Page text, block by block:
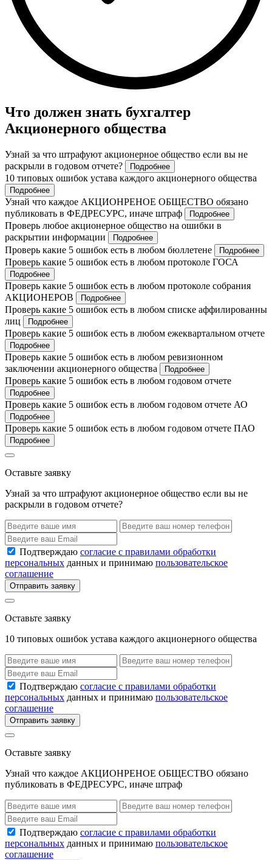
Что должен знать бухгалтер
Акционерного общества
Узнай за что штрафуют акционерное общество если вы не
раскрыли в годовом отчете?
Подробнее
10 типовых ошибок устава каждого акционерного общества
Подробнее
Узнай что каждое АКЦИОНРЕНОЕ ОБЩЕСТВО обязано
публиковать в ФЕДРЕСУРС, иначе штраф
Подробнее
Проверь любое акционерное общество на ошибки в
раскрытии информации
Подробнее
Проверь какие 5 ошибок есть в любом бюллетене Подробнее
Проверь какие 5 ошибок есть в любом протоколе ГОСА
Подробнее
Проверь какие 5 ошибок есть в любом протоколе собрания
АКЦИОНЕРОВ
Подробнее
Проверь какие 5 ошибок есть в любом списке аффилированны
лиц
Подробнее
Проверь какие 5 ошибок есть в любом ежеквартальном отчете
Подробнее
Проверь какие 5 ошибок есть в любом ревизионном
заключении акционерного общества
Подробнее
Проверь какие 5 ошибок есть в любом годовом отчете
Подробнее
Проверь какие 5 ошибок есть в любом годовом отчете АО
Подробнее
Проверь какие 5 ошибок есть в любом годовом отчете ПАО
Подробнее
Оставьте заявку
Узнай за что штрафуют акционерное общество если вы не
раскрыли в годовом отчете?
Подтверждаю согласие с правилами обработки
персональных данных и принимаю пользовательское
соглашение
Отправить заявку
Оставьте заявку
10 типовых ошибок устава каждого акционерного общества
Подтверждаю согласие с правилами обработки
персональных данных и принимаю пользовательское
соглашение
Отправить заявку
Оставьте заявку
Узнай что каждое АКЦИОНРЕНОЕ ОБЩЕСТВО обязано
публиковать в ФЕДРЕСУРС, иначе штраф
Подтверждаю согласие с правилами обработки
персональных данных и принимаю пользовательское
соглашение